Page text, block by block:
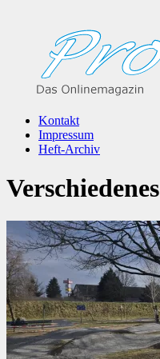
Kontakt
Impressum
Heft-Archiv
Verschiedenes